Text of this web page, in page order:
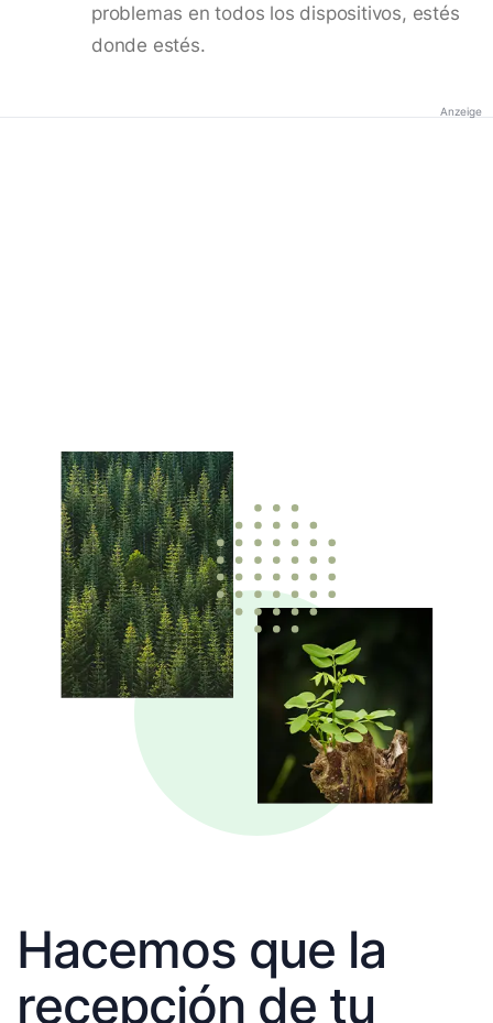
problemas en todos los dispositivos, estés
donde estés.
Anzeige
Hacemos que la
recepción de tu